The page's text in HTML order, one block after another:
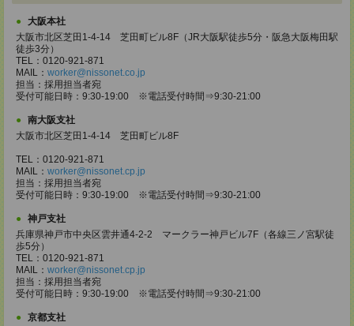
大阪本社
大阪市北区芝田1-4-14 芝田町ビル8F（JR大阪駅徒歩5分・阪急大阪梅田駅
徒歩3分）
TEL：0120-921-871
MAIL： worker@nissonet.co.jp
担当：採用担当者宛
受付可能日時：9:30-19:00 ※電話受付時間⇒9:30-21:00
南大阪支社
大阪市北区芝田1-4-14 芝田町ビル8F
TEL：0120-921-871
MAIL： worker@nissonet.cp.jp
担当：採用担当者宛
受付可能日時：9:30-19:00 ※電話受付時間⇒9:30-21:00
神戸支社
兵庫県神戸市中央区雲井通4-2-2 マークラー神戸ビル7F（各線三ノ宮駅徒
歩5分）
TEL：0120-921-871
MAIL： worker@nissonet.cp.jp
担当：採用担当者宛
受付可能日時：9:30-19:00 ※電話受付時間⇒9:30-21:00
京都支社